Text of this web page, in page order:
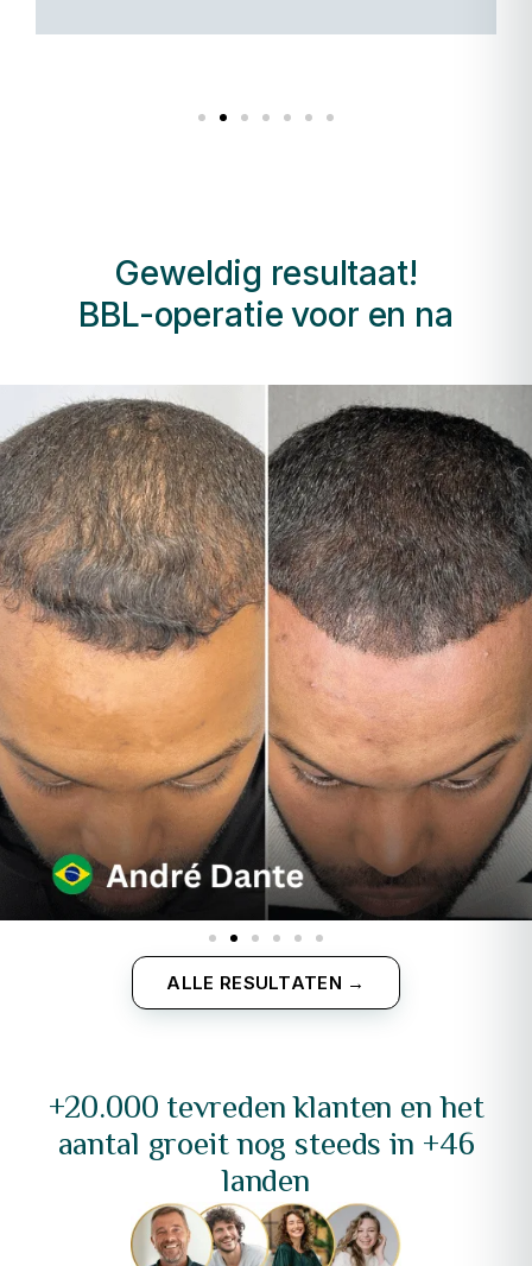
Geweldig resultaat!
BBL-operatie voor en na
ALLE RESULTATEN →
+20.000 tevreden klanten en het
aantal groeit nog steeds in +46
landen